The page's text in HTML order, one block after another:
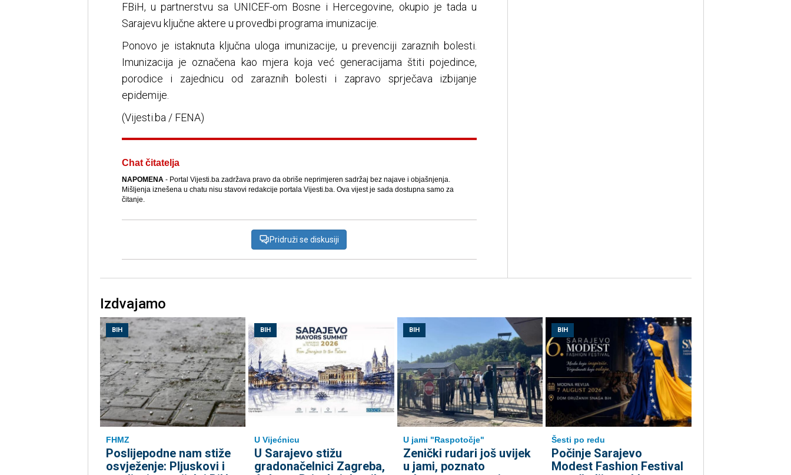
FBiH, u partnerstvu sa UNICEF-om Bosne i Hercegovine, okupio je tada u
Sarajevu ključne aktere u provedbi programa imunizacije.
Ponovo je istaknuta ključna uloga imunizacije, u prevenciji zaraznih bolesti.
Imunizacija je označena kao mjera koja već generacijama štiti pojedince,
porodice i zajednicu od zaraznih bolesti i zapravo sprječava izbijanje
epidemije.
(Vijesti.ba / FENA)
Chat čitatelja
NAPOMENA- Portal Vijesti.ba zadržava pravo da obriše neprimjeren sadržaj bez najave i objašnjenja.
Mišljenja iznešena u chatu nisu stavovi redakcije portala Vijesti.ba. Ova vijest je sada dostupna samo za
čitanje.
Pridruži se diskusiji
Izdvajamo
BIH
FHMZ
Poslijepodne nam stiže
osvježenje: Pljuskovi i
BIH
U Vijećnicu
U Sarajevo stižu
gradonačelnici Zagreba,
BIH
U jami "Raspotočje"
Zenički rudari još uvijek
u jami, poznato
BIH
Šesti po redu
Počinje Sarajevo
Modest Fashion Festival